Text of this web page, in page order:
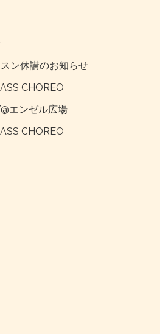
ン休講のお知らせ
CHOREO
エンゼル広場
CHOREO